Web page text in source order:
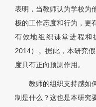
表明，当教师认为学校为
极的工作态度和行为，更
有效地组织课堂进程和
2014）。据此，本研究
度具有正向预测作用。
教师的组织支持感如
制是什么？这也是本研究